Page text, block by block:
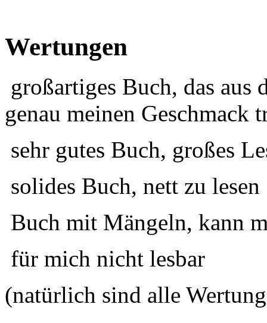
Wertungen
großartiges Buch, das aus
genau meinen Geschmack
sehr gutes Buch, großes
solides Buch, nett zu lesen
Buch mit Mängeln, kann
für mich nicht lesbar
(natürlich sind alle